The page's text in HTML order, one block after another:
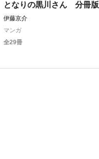
となりの黒川さん 分冊版
伊藤京介
マンガ
全29冊